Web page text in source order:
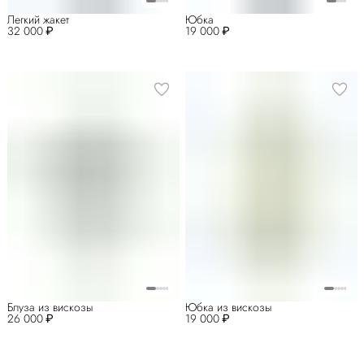
32 000 ₽
Легкий жакет
19 000 ₽
Юбка
26 000 ₽
Блуза из вискозы
19 000 ₽
Юбка из вискозы